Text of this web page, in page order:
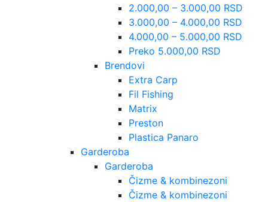
2.000,00 – 3.000,00 RSD
3.000,00 – 4.000,00 RSD
4.000,00 – 5.000,00 RSD
Preko 5.000,00 RSD
Brendovi
Extra Carp
Fil Fishing
Matrix
Preston
Plastica Panaro
Garderoba
Garderoba
Čizme & kombinezoni
Čizme & kombinezoni